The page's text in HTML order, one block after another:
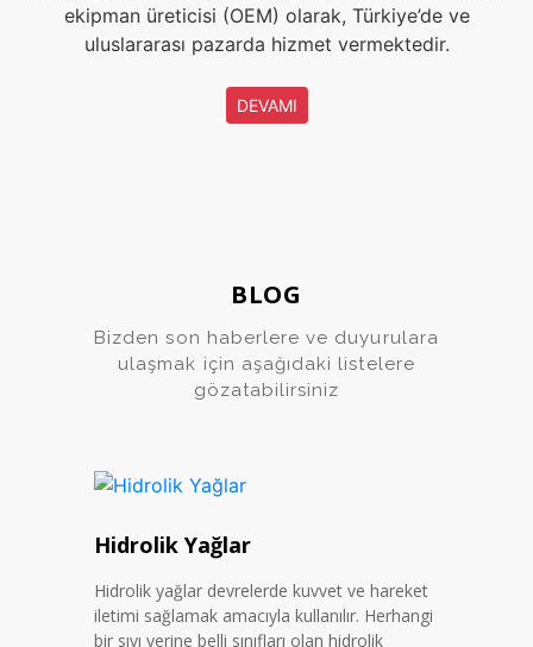
ekipman üreticisi (OEM) olarak, Türkiye’de ve
uluslararası pazarda hizmet vermektedir.
DEVAMI
BLOG
Bizden son haberlere ve duyurulara
ulaşmak için aşağıdaki listelere
gözatabilirsiniz
Hidrolik Yağlar
Hidrolik yağlar devrelerde kuvvet ve hareket
iletimi sağlamak amacıyla kullanılır. Herhangi
bir sıvı yerine belli sınıfları olan hidrolik